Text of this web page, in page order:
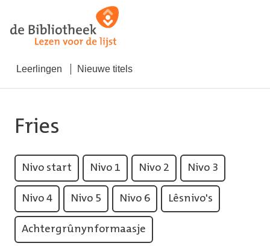
Leerlingen Nieuwe titels
Fries
Nivo start Nivo 1 Nivo 2 Nivo 3
Nivo 4 Nivo 5 Nivo 6 Lêsnivo's
Achtergrûnynformaasje